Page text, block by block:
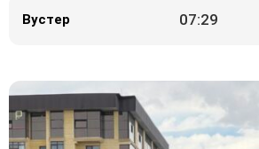
Вустер 07:29